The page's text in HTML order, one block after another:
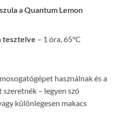
a Quantum Lemon
tesztelve – 1 óra, 65°C
használnak és a
– legyen szó
különlegesen makacs